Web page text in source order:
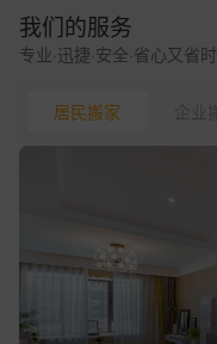
我们的服务
专业·迅捷·安全·省心又省时
居民搬家